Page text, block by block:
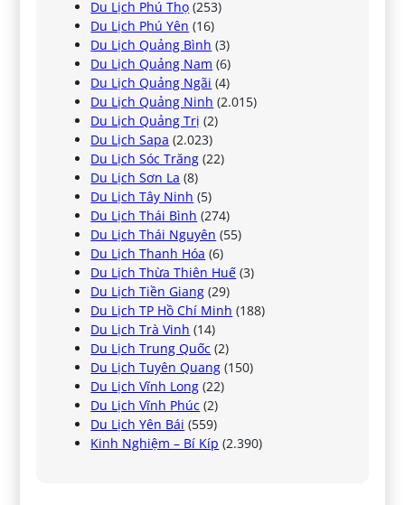
Du Lịch Phú Thọ (253)
Du Lịch Phú Yên (16)
Du Lịch Quảng Bình (3)
Du Lịch Quảng Nam (6)
Du Lịch Quảng Ngãi (4)
Du Lịch Quảng Ninh (2.015)
Du Lịch Quảng Trị (2)
Du Lịch Sapa (2.023)
Du Lịch Sóc Trăng (22)
Du Lịch Sơn La (8)
Du Lịch Tây Ninh (5)
Du Lịch Thái Bình (274)
Du Lịch Thái Nguyên (55)
Du Lịch Thanh Hóa (6)
Du Lịch Thừa Thiên Huế (3)
Du Lịch Tiền Giang (29)
Du Lịch TP Hồ Chí Minh (188)
Du Lịch Trà Vinh (14)
Du Lịch Trung Quốc (2)
Du Lịch Tuyên Quang (150)
Du Lịch Vĩnh Long (22)
Du Lịch Vĩnh Phúc (2)
Du Lịch Yên Bái (559)
Kinh Nghiệm – Bí Kíp (2.390)